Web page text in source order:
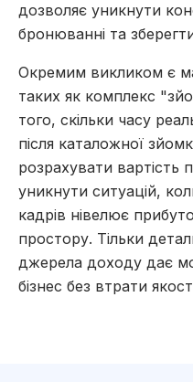
дозволяє уникнути
бронюванні та
Окремим викликом є
таких як комплекс
того, скільки часу
після каталожної
розрахувати вартість
уникнути ситуацій,
кадрів нівелює
простору. Тільки
джерела доходу дає
бізнес без втрати